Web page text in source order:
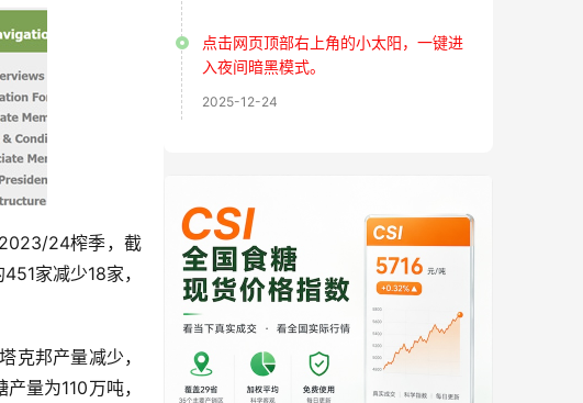
24榨季，截
家减少18家，
克邦产量减少，
量为110万吨，
点击网页顶部右上角的小太阳，一键进
入夜间暗黑模式。
2025-12-24